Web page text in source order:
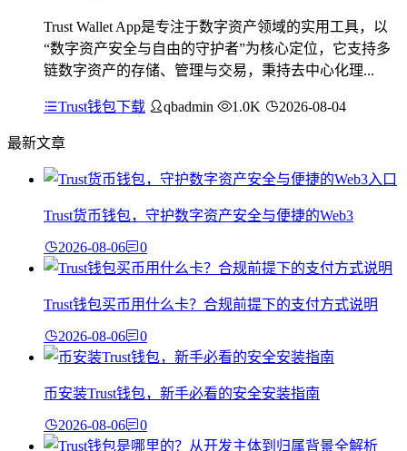
Trust Wallet App是专注于数字资产领域的实用工具，以
“数字资产安全与自由的守护者”为核心定位，它支持多
链数字资产的存储、管理与交易，秉持去中心化理...
Trust钱包下载 qbadmin 1.0K 2026-08-04
最新文章
Trust货币钱包，守护数字资产安全与便捷的Web3
2026-08-06 0
Trust钱包买币用什么卡？合规前提下的支付方式说明
2026-08-06 0
币安装Trust钱包，新手必看的安全安装指南
2026-08-06 0